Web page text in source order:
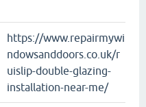
https://www.repairmywi
ndowsanddoors.co.uk/r
uislip-double-glazing-
installation-near-me/